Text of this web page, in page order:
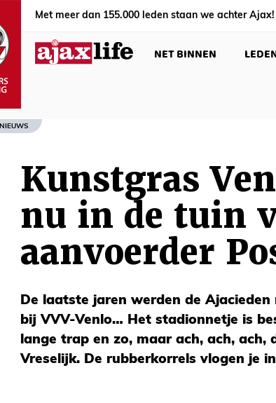
Met meer dan 155.000 leden staan we achter Ajax!
NET BINNEN
NIEUWS
Kunstgras
nu in de tuin
aanvoerder
De laatste jaren werden de
bij VVV-Venlo… Het stadionnetje is
lange trap en zo, maar ach, ach, ach,
Vreselijk. De rubberkorrels vlogen je